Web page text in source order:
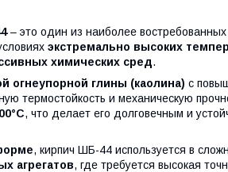
– это один из наиболее
экстремально высоких
химических сред.
огнеупорной глины (каолина) с
термостойкость и механическую
, что делает его долговечным и
, кирпич ШБ-44 используется в
агрегатов, где требуется высокая